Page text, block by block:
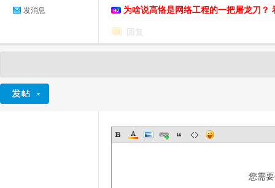
发消息 为啥说高恪是网络工程的一把屠龙刀？
回复
您需